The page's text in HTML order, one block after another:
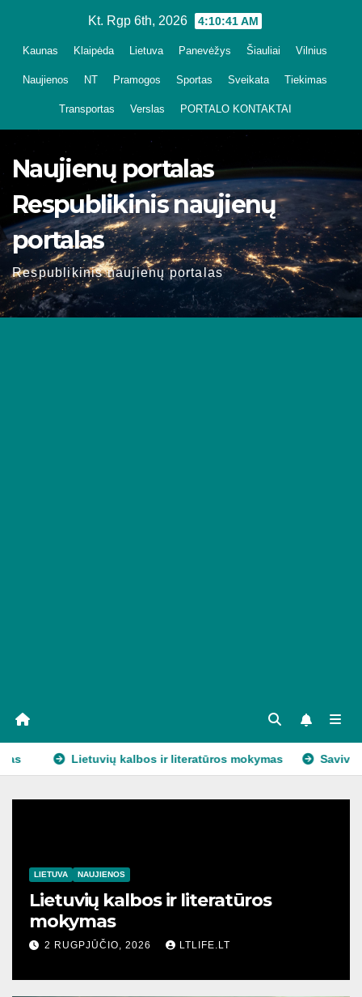
Kt. Rgp 6th, 2026 4:10:43 AM
Kaunas Klaipėda Lietuva Panevėžys Šiauliai Vilnius
Naujienos NT Pramogos Sportas Sveikata Tiekimas
Transportas Verslas PORTALO KONTAKTAI
Naujienų portalas
Respublikinis naujienų
portalas
Respublikinis naujienų portalas
ir literatūros mokymas Savivaldybių rinkimai ir merai
LIETUVA NAUJIENOS
Lietuvių kalbos ir literatūros
mokymas
2 RUGPJŪČIO, 2026 LTLIFE.LT